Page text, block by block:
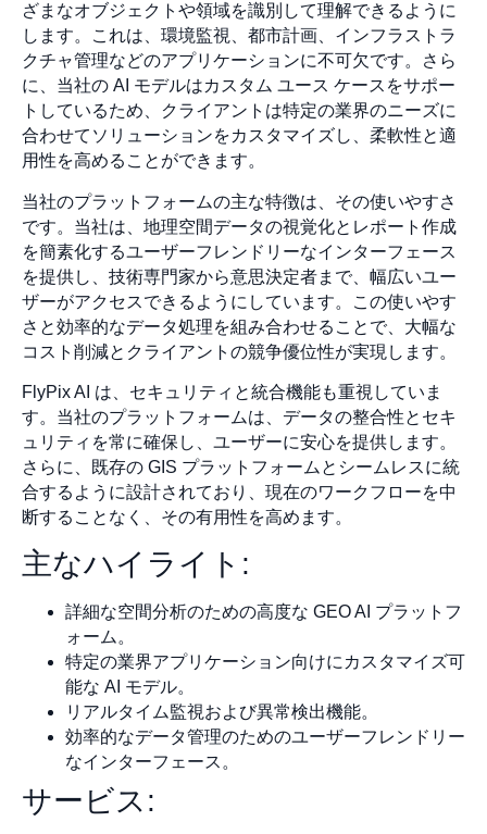
ざまなオブジェクトや領域を識別して理解できるように
します。これは、環境監視、都市計画、インフラストラ
クチャ管理などのアプリケーションに不可欠です。さら
に、当社の AI モデルはカスタム ユース ケースをサポー
トしているため、クライアントは特定の業界のニーズに
合わせてソリューションをカスタマイズし、柔軟性と適
用性を高めることができます。
当社のプラットフォームの主な特徴は、その使いやすさ
です。当社は、地理空間データの視覚化とレポート作成
を簡素化するユーザーフレンドリーなインターフェース
を提供し、技術専門家から意思決定者まで、幅広いユー
ザーがアクセスできるようにしています。この使いやす
さと効率的なデータ処理を組み合わせることで、大幅な
コスト削減とクライアントの競争優位性が実現します。
FlyPix AI は、セキュリティと統合機能も重視していま
す。当社のプラットフォームは、データの整合性とセキ
ュリティを常に確保し、ユーザーに安心を提供します。
さらに、既存の GIS プラットフォームとシームレスに統
合するように設計されており、現在のワークフローを中
断することなく、その有用性を高めます。
主なハイライト:
詳細な空間分析のための高度な GEO AI プラットフ
ォーム。
特定の業界アプリケーション向けにカスタマイズ可
能な AI モデル。
リアルタイム監視および異常検出機能。
効率的なデータ管理のためのユーザーフレンドリー
なインターフェース。
サービス: